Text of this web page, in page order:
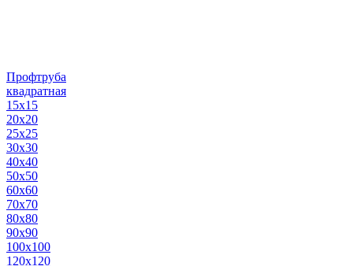
Профтруба
квадратная
15х15
20х20
25х25
30х30
40х40
50х50
60х60
70х70
80х80
90х90
100х100
120х120